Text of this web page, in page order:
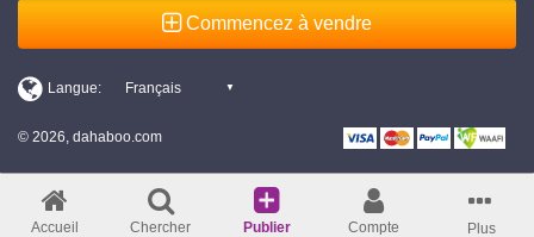
Commencez à vendre
© 2026, dahaboo.com
Accueil Chercher Publier Compte Plus